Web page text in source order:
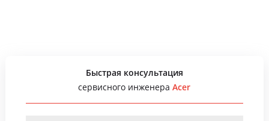
Быстрая консультация
сервисного инженераAcer